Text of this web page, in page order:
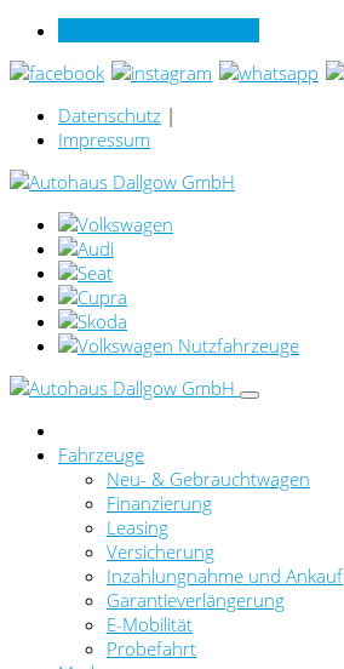
Datenschutz |
Impressum
Fahrzeuge
Neu- & Gebrauchtwagen
Finanzierung
Leasing
Versicherung
Inzahlungnahme und Ankauf
Garantieverlängerung
E-Mobilität
Probefahrt